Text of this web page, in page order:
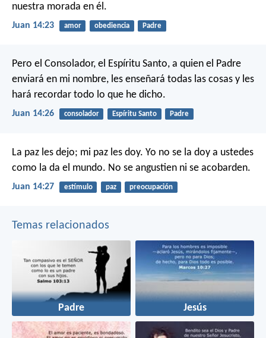
nuestra morada en él.
Juan 14:23 amor obediencia Padre
Pero el Consolador, el Espíritu Santo, a quien el Padre
enviará en mi nombre, les enseñará todas las cosas y les
hará recordar todo lo que he dicho.
Juan 14:26 consolador Espíritu Santo Padre
La paz les dejo; mi paz les doy. Yo no se la doy a ustedes
como la da el mundo. No se angustien ni se acobarden.
Juan 14:27 estímulo paz preocupación
Temas relacionados
Padre Jesús